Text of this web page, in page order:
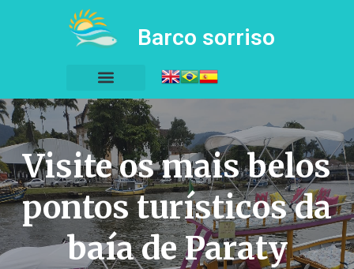
Barco sorriso
Visite os mais belos
pontos turísticos da
baía de Paraty